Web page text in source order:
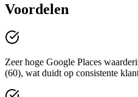
Voordelen
Zeer hoge Google Places
(60), wat duidt op consistente